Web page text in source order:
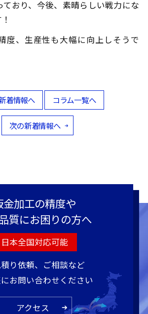
おり、今後、素晴らしい戦力にな
度、生産性も大幅に向上しそうで
着情報へ コラム一覧へ
次の新着情報へ
金加工の精度や
質にお困りの方へ
日本全国対応可能
り依頼、ご相談など
お問い合わせください
アクセス